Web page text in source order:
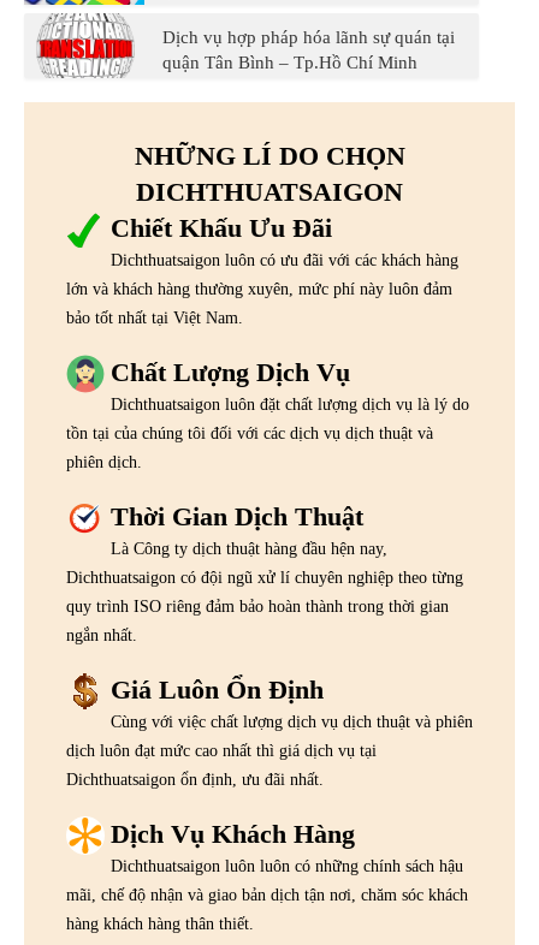
Dịch vụ hợp pháp hóa lãnh sự quán tại
quận Tân Bình – Tp.Hồ Chí Minh
NHỮNG LÍ DO CHỌN
DICHTHUATSAIGON
Chiết Khấu Ưu Đãi
Dichthuatsaigon luôn có ưu đãi với các khách hàng
lớn và khách hàng thường xuyên, mức phí này luôn đảm
bảo tốt nhất tại Việt Nam.
Chất Lượng Dịch Vụ
Dichthuatsaigon luôn đặt chất lượng dịch vụ là lý do
tồn tại của chúng tôi đối với các dịch vụ dịch thuật và
phiên dịch.
Thời Gian Dịch Thuật
Là Công ty dịch thuật hàng đầu hện nay,
Dichthuatsaigon có đội ngũ xử lí chuyên nghiệp theo từng
quy trình ISO riêng đảm bảo hoàn thành trong thời gian
ngắn nhất.
Giá Luôn Ổn Định
Cùng với việc chất lượng dịch vụ dịch thuật và phiên
dịch luôn đạt mức cao nhất thì giá dịch vụ tại
Dichthuatsaigon ổn định, ưu đãi nhất.
Dịch Vụ Khách Hàng
Dichthuatsaigon luôn luôn có những chính sách hậu
mãi, chế độ nhận và giao bản dịch tận nơi, chăm sóc khách
hàng khách hàng thân thiết.